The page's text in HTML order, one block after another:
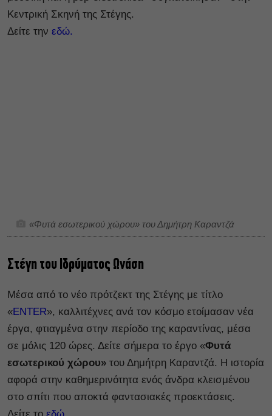
Κεντρική Σκηνή της Στέγης.
Δείτε την εδώ.
«Φυτά εσωτερικού χώρου» του Δημήτρη Καραντζά
Στέγη του Ιδρύματος Ωνάση
Μέσα από το νέο πρότζεκτ της Στέγης με τίτλο
«ENTER», καλλιτέχνες ανά τον κόσμο ετοίμασαν νέα
έργα, φτιαγμένα στην περίοδο της καραντίνας, μέσα
σε μόλις 120 ώρες. Δείτε σήμερα το έργο «Φυτά
εσωτερικού χώρου» του Δημήτρη Καραντζά. Η ιστορία
αφορά στην καθημερινότητα ενός άνδρα κλεισμένου
στο σπίτι που αποκτά φαντασιακές προεκτάσεις.